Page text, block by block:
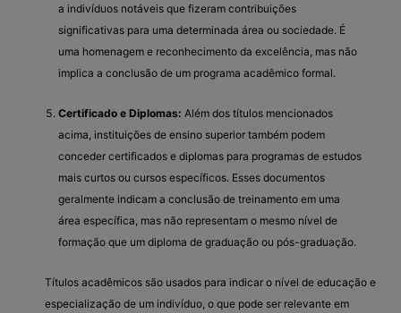
a indivíduos notáveis que fizeram contribuições
significativas para uma determinada área ou sociedade. É
uma homenagem e reconhecimento da excelência, mas não
implica a conclusão de um programa acadêmico formal.
Certificado e Diplomas: Além dos títulos mencionados
acima, instituições de ensino superior também podem
conceder certificados e diplomas para programas de estudos
mais curtos ou cursos específicos. Esses documentos
geralmente indicam a conclusão de treinamento em uma
área específica, mas não representam o mesmo nível de
formação que um diploma de graduação ou pós-graduação.
Títulos acadêmicos são usados para indicar o nível de educação e
especialização de um indivíduo, o que pode ser relevante em